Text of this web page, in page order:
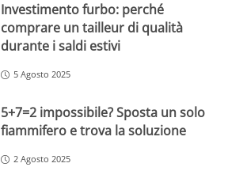
Investimento furbo: perché
comprare un tailleur di qualità
durante i saldi estivi
5 Agosto 2025
5+7=2 impossibile? Sposta un solo
fiammifero e trova la soluzione
2 Agosto 2025